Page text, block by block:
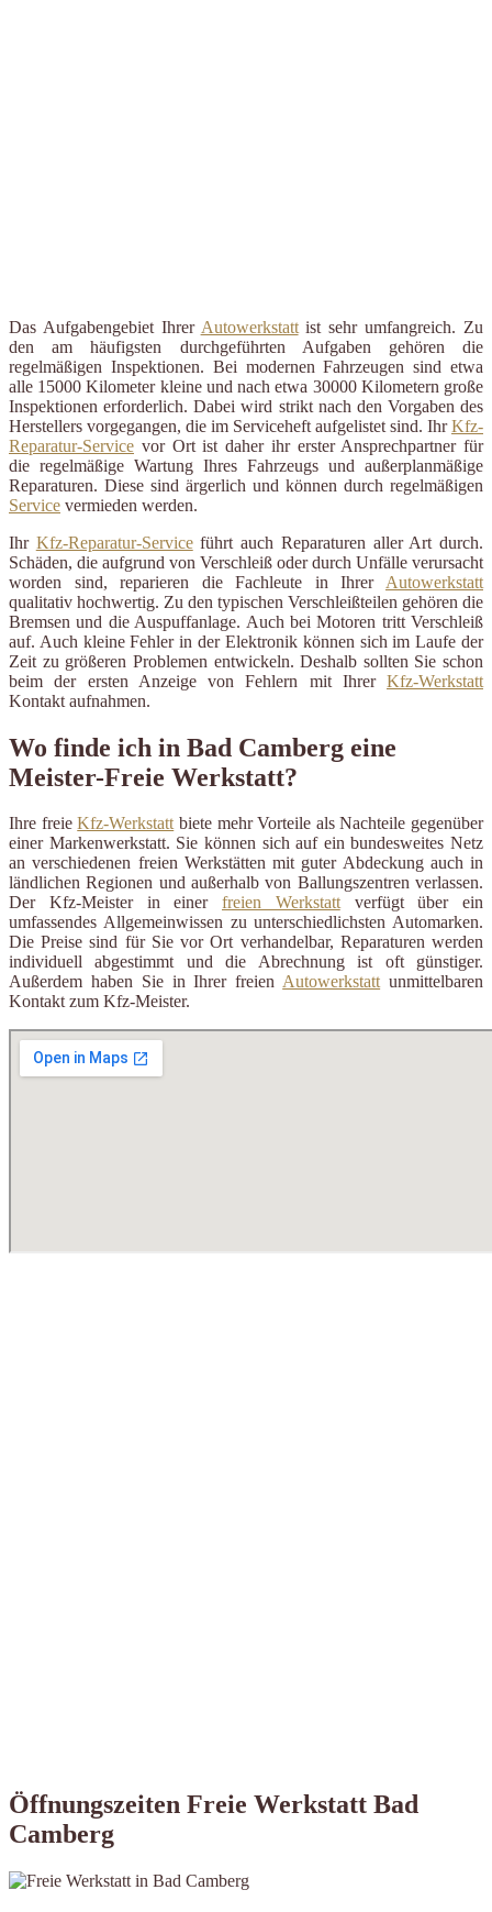
Das Aufgabengebiet Ihrer Autowerkstattist sehr umfangreich. Zu
den am häufigsten durchgeführten Aufgaben gehören die
regelmäßigen Inspektionen. Bei modernen Fahrzeugen sind etwa
alle 15000 Kilometer kleine und nach etwa 30000 Kilometern große
Inspektionen erforderlich. Dabei wird strikt nach den Vorgaben des
Herstellers vorgegangen, die im Serviceheft aufgelistet sind. IhrKfz-
Reparatur-Service vor Ort ist daher ihr erster Ansprechpartner für
die regelmäßige Wartung Ihres Fahrzeugs und außerplanmäßige
Reparaturen. Diese sind ärgerlich und können durch regelmäßigen
Service vermieden werden.
Ihr Kfz-Reparatur-Serviceführt auch Reparaturen aller Art durch.
Schäden, die aufgrund von Verschleiß oder durch Unfälle verursacht
worden sind, reparieren die Fachleute in Ihrer Autowerkstatt
qualitativ hochwertig. Zu den typischen Verschleißteilen gehören die
Bremsen und die Auspuffanlage. Auch bei Motoren tritt Verschleiß
auf. Auch kleine Fehler in der Elektronik können sich im Laufe der
Zeit zu größeren Problemen entwickeln. Deshalb sollten Sie schon
beim der ersten Anzeige von Fehlern mit Ihrer Kfz-Werkstatt
Kontakt aufnahmen.
Wo finde ich in Bad Camberg eine
Meister-Freie Werkstatt?
Ihre freieKfz-Werkstattbiete mehr Vorteile als Nachteile gegenüber
einer Markenwerkstatt. Sie können sich auf ein bundesweites Netz
an verschiedenen freien Werkstätten mit guter Abdeckung auch in
ländlichen Regionen und außerhalb von Ballungszentren verlassen.
Der Kfz-Meister in einer freien Werkstattverfügt über ein
umfassendes Allgemeinwissen zu unterschiedlichsten Automarken.
Die Preise sind für Sie vor Ort verhandelbar, Reparaturen werden
individuell abgestimmt und die Abrechnung ist oft günstiger.
Außerdem haben Sie in Ihrer freienAutowerkstattunmittelbaren
Kontakt zum Kfz-Meister.
Öffnungszeiten Freie Werkstatt Bad
Camberg